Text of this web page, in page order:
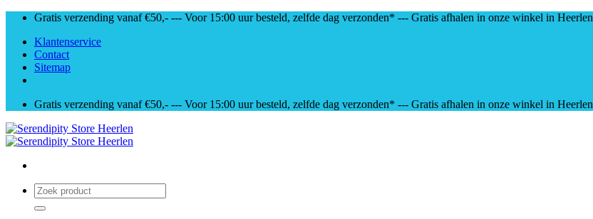
Skip
content
Gratis verzending vanaf €50,- --- Voor 15:00 uur besteld, zelfde dag verzonden* --- Gratis afhalen in onze winkel in Heerlen
Klantenservice
Contact
Sitemap
Gratis verzending vanaf €50,- --- Voor 15:00 uur besteld, zelfde dag verzonden* --- Gratis afhalen in onze winkel in Heerlen
Zoeken
naar: